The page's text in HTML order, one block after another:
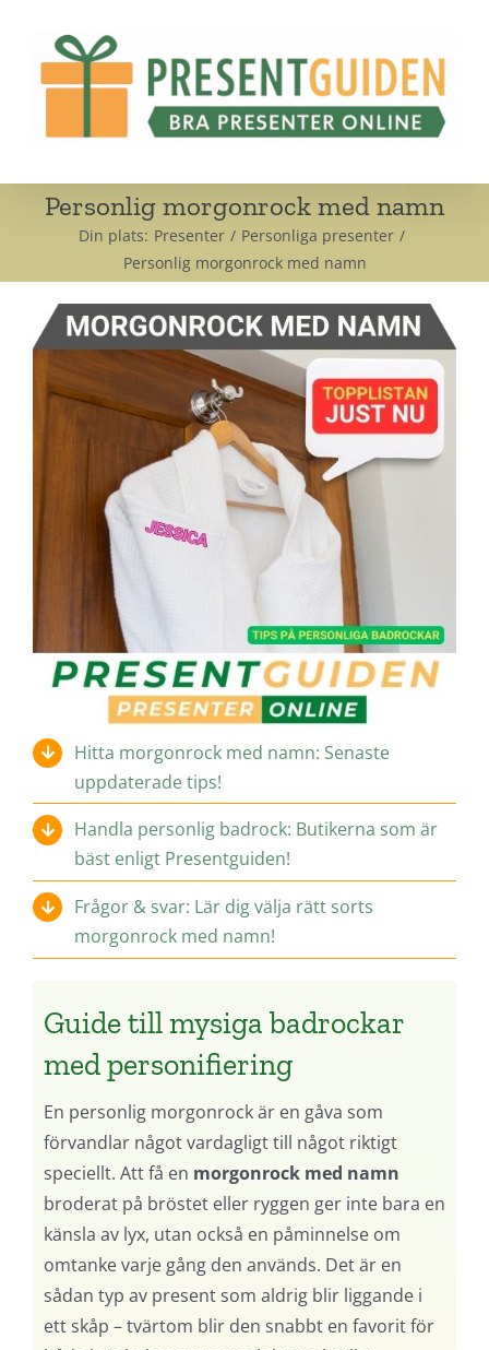
Personlig morgonrock med namn
Din plats: Presenter
Personliga presenter
Personlig morgonrock med namn
Hitta morgonrock med namn: Senaste
uppdaterade tips!
Handla personlig badrock: Butikerna som är
bäst enligt Presentguiden!
Frågor & svar: Lär dig välja rätt sorts
morgonrock med namn!
Guide till mysiga badrockar
med personifiering
En personlig morgonrock är en gåva som
förvandlar något vardagligt till något riktigt
speciellt. Att få en morgonrock med namn
broderat på bröstet eller ryggen ger inte bara en
känsla av lyx, utan också en påminnelse om
omtanke varje gång den används. Det är en
sådan typ av present som aldrig blir liggande i
ett skåp – tvärtom blir den snabbt en favorit för